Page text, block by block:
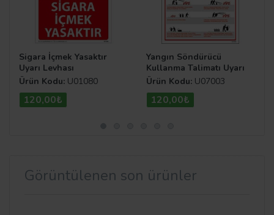
Sigara İçmek Yasaktır
Uyarı Levhası
Ürün Kodu: U01080
120,00₺
Yangın Söndürücü
Kullanma Talimatı Uyarı
Levhası
Ürün Kodu: U07003
120,00₺
Görüntülenen son ürünler